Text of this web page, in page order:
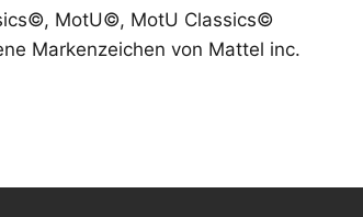
MotU©, MotU Classics©
Markenzeichen von Mattel inc.